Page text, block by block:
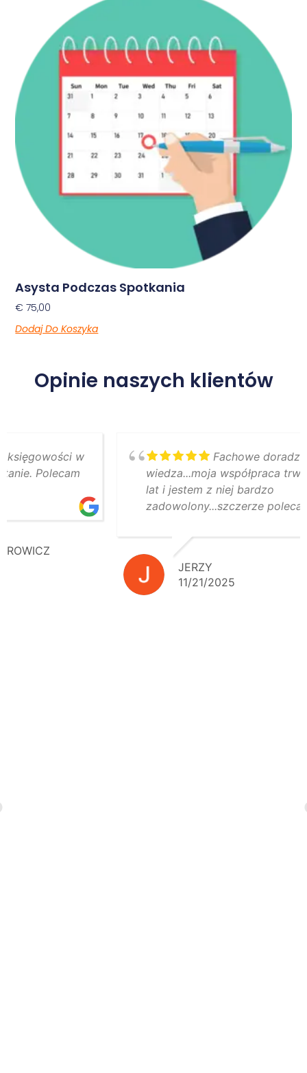
Asysta Podczas Spotkania
€ 75,00
Dodaj Do Koszyka
Opinie naszych klientów
Fachowe doradztwo i duża
wiedza...moja współpraca trwa już około 7
lat i jestem z niej bardzo
zadowolony...szczerze polecam tą firmę
11/21/2025